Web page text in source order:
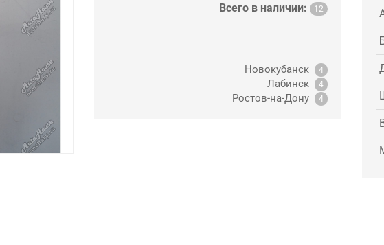
Всего в наличии: 12
Новокубанск 4
Лабинск 4
Ростов-на-Дону 4